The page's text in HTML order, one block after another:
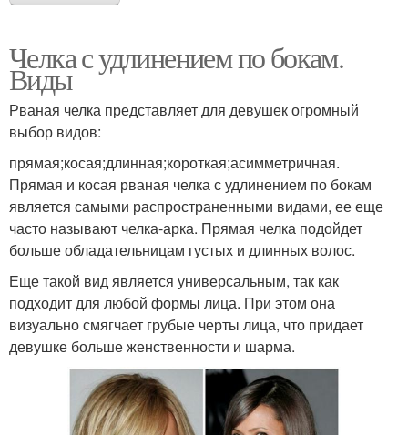
Челка с удлинением по бокам.
Виды
Рваная челка представляет для девушек огромный
выбор видов:
прямая;косая;длинная;короткая;асимметричная.
Прямая и косая рваная челка с удлинением по бокам
является самыми распространенными видами, ее еще
часто называют челка-арка. Прямая челка подойдет
больше обладательницам густых и длинных волос.
Еще такой вид является универсальным, так как
подходит для любой формы лица. При этом она
визуально смягчает грубые черты лица, что придает
девушке больше женственности и шарма.